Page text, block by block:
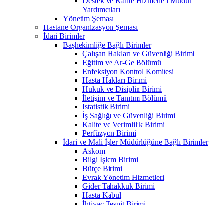
Yardımcıları
Yönetim Şeması
Hastane Organizasyon Şeması
İdari Birimler
Başhekimliğe Bağlı Birimler
Çalışan Hakları ve Güvenliği Birimi
Eğitim ve Ar-Ge Bölümü
Enfeksiyon Kontrol Komitesi
Hasta Hakları Birimi
Hukuk ve Disiplin Birimi
İletişim ve Tanıtım Bölümü
İstatistik Birimi
İş Sağlığı ve Güvenliği Birimi
Kalite ve Verimlilik Birimi
Perfüzyon Birimi
İdari ve Mali İşler Müdürlüğüne Bağlı Birimler
Askom
Bilgi İşlem Birimi
Bütçe Birimi
Evrak Yönetim Hizmetleri
Gider Tahakkuk Birimi
Hasta Kabul